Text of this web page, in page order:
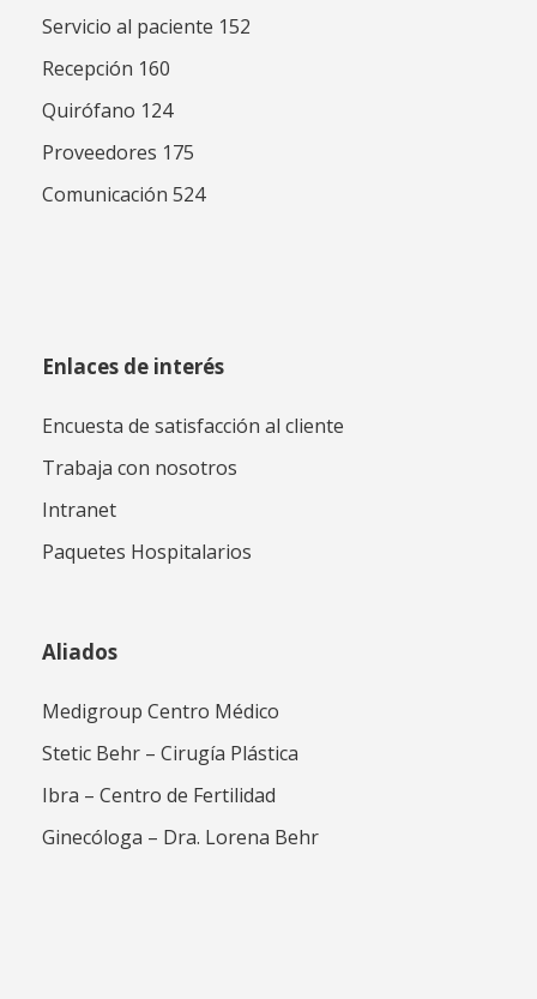
Servicio al paciente 152
Recepción 160
Quirófano 124
Proveedores 175
Comunicación 524
Enlaces de interés
Encuesta de satisfacción al cliente
Trabaja con nosotros
Intranet
Paquetes Hospitalarios
Aliados
Medigroup Centro Médico
Stetic Behr – Cirugía Plástica
Ibra – Centro de Fertilidad
Ginecóloga – Dra. Lorena Behr